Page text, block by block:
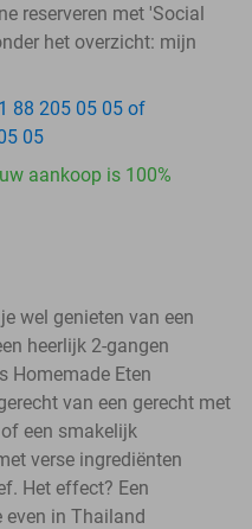
reserveren met 'Social
het overzicht: mijn
88 205 05 05 of
05
aankoop is 100%
wel genieten van een
heerlijk 2-gangen
Homemade Eten
van een gerecht met
een smakelijk
verse ingrediënten
Het effect? Een
even in Thailand